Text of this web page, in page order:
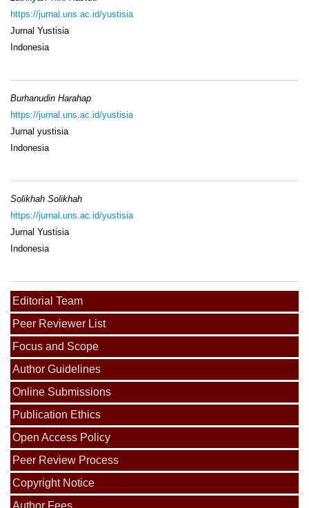
https://jurnal.uns.ac.id/yustisia
Jurnal Yustisia
Indonesia
Burhanudin Harahap
https://jurnal.uns.ac.id/yustisia
Jurnal yustisia
Indonesia
Solikhah Solikhah
https://jurnal.uns.ac.id/yustisia
Jurnal Yustisia
Indonesia
Editorial Team
Peer Reviewer List
Focus and Scope
Author Guidelines
Online Submissions
Publication Ethics
Open Access Policy
Peer Review Process
Copyright Notice
Author Fees